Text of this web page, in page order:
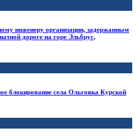
инженеру организации, задержанным
дороге на горе Эльбрус,
блокирование села Ольговка Курской